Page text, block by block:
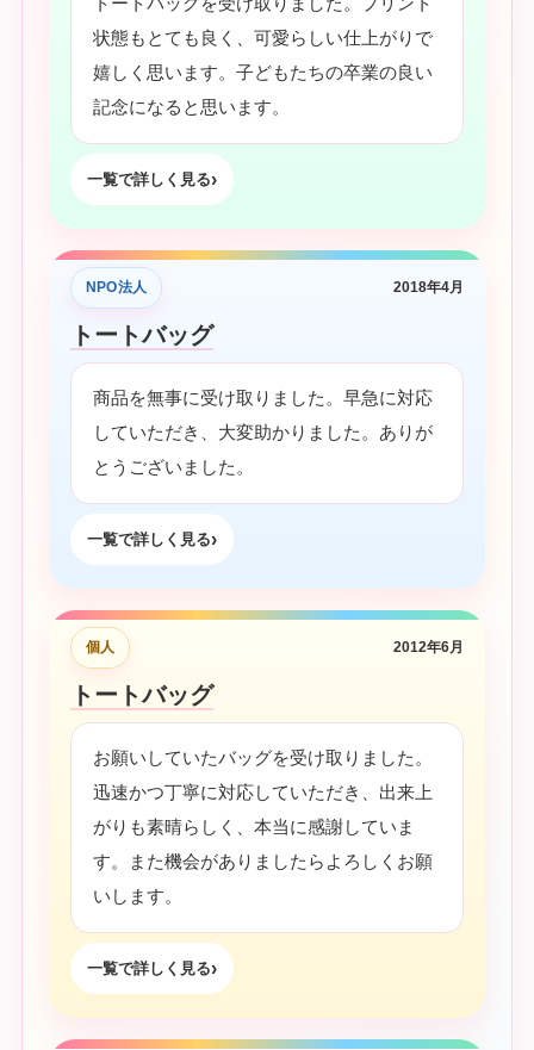
状態もとても良く、可愛らしい仕上がりで
嬉しく思います。子どもたちの卒業の良い
記念になると思います。
一覧で詳しく見る
NPO法人 2018年4月
トートバッグ
商品を無事に受け取りました。早急に対応
していただき、大変助かりました。ありが
とうございました。
一覧で詳しく見る
個人 2012年6月
トートバッグ
お願いしていたバッグを受け取りました。
迅速かつ丁寧に対応していただき、出来上
がりも素晴らしく、本当に感謝していま
す。また機会がありましたらよろしくお願
いします。
一覧で詳しく見る